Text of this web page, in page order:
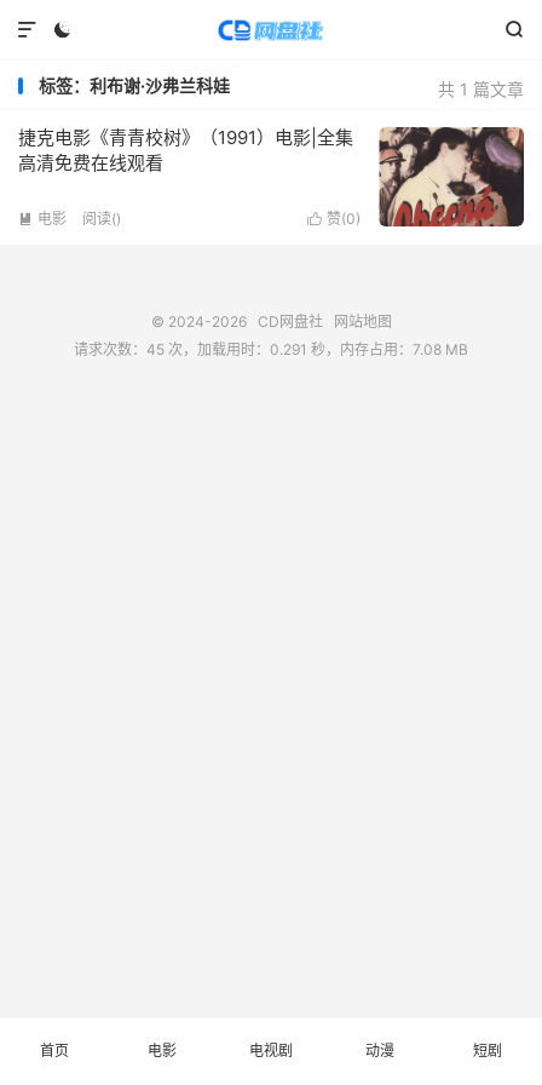
 

共 1 篇文章
标签：利布谢·沙弗兰科娃
捷克电影《青青校树》（1991）电影|全集
高清免费在线观看
 赞(0)
 电影 阅读()
© 2024-2026 CD网盘社
网站地图
请求次数：45 次，加载用时：0.291 秒，内存占用：7.08 MB
首页 电影 电视剧 动漫 短剧